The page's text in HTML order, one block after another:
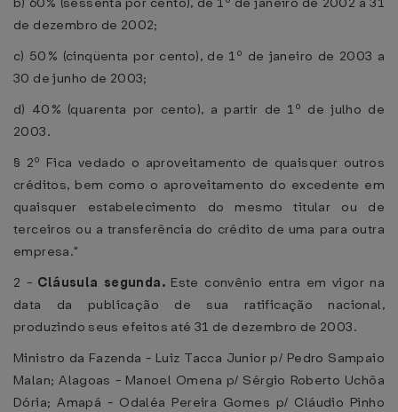
de dezembro de 2002;
c) 50% (cinqüenta por cento), de 1º de janeiro de 2003 a
30 de junho de 2003;
d) 40% (quarenta por cento), a partir de 1º de julho de
2003.
§ 2º Fica vedado o aproveitamento de quaisquer outros
créditos, bem como o aproveitamento do excedente em
quaisquer estabelecimento do mesmo titular ou de
terceiros ou a transferência do crédito de uma para outra
empresa."
2 - Cláusula segunda. Este convênio entra em vigor na
data da publicação de sua ratificação nacional,
produzindo seus efeitos até 31 de dezembro de 2003.
Ministro da Fazenda - Luiz Tacca Junior p/ Pedro Sampaio
Malan; Alagoas - Manoel Omena p/ Sérgio Roberto Uchôa
Dória; Amapá - Odaléa Pereira Gomes p/ Cláudio Pinho